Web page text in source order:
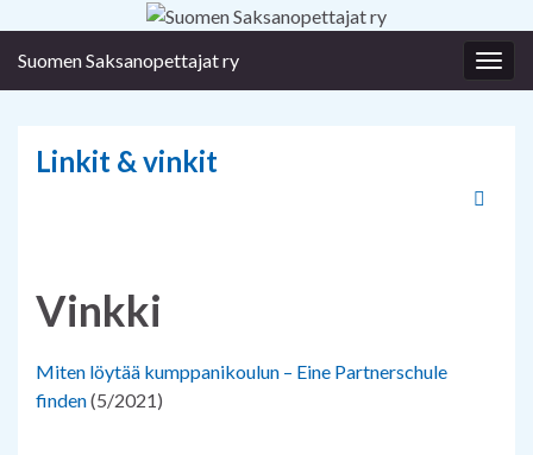
Suomen Saksanopettajat ry
Linkit & vinkit
Vinkki
Miten löytää kumppanikoulun – Eine Partnerschule
finden(5/2021)